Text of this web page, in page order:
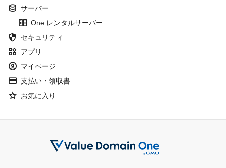
database サーバー
host One レンタルサーバー
security セキュリティ
widgets アプリ
account_circle マイページ
credit_card 支払い・領収書
Star お気に入り